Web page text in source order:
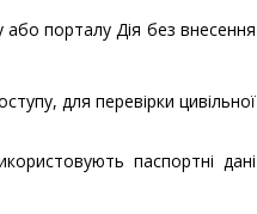
або порталу Дія без внесення
для перевірки цивільної
паспортні дані